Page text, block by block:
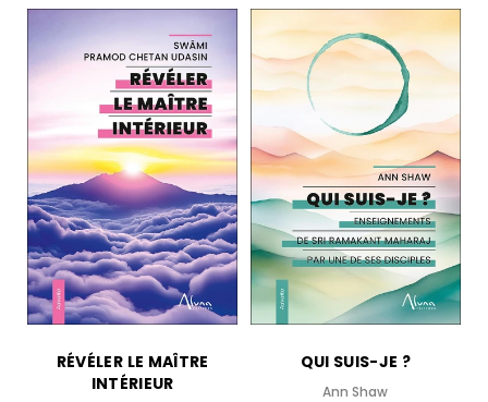
RÉVÉLER LE MAÎTRE
INTÉRIEUR
QUI SUIS-JE ?
Ann Shaw